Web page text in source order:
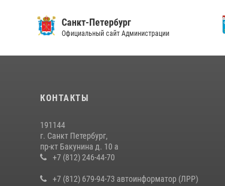
Санкт-Петербург
Официальный сайт Администрации
КОНТАКТЫ
191144
г. Санкт Петербург,
пр-кт Бакунина д. 10 а
+7 (812) 246-44-70
+7 (812) 679-94-73 автоинформатор (ЛРР)